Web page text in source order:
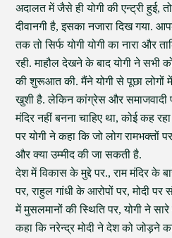
अदालत में जैसे ही योगी की एन्ट्री हुई,
दीवानगी है, इसका नजारा दिख गया.
तक तो सिर्फ योगी योगी का नारा और
रही. माहौल देखने के बाद योगी ने सभी
की शुरूआत की. मैंने योगी से पूछा लोगों
खुशी है. लेकिन कांग्रेस और समाजवादी
मंदिर नहीं बनना चाहिए था, कोई कह
पर योगी ने कहा कि जो लोग रामभक्तों
और क्या उम्मीद की जा सकती है.
देश में विकास के मुद्दे पर., राम मंदिर के
पर, राहुल गांधी के आरोपों पर, मोदी
में मुसलमानों की स्थिति पर, योगी ने
कहा कि नरेन्द्र मोदी ने देश को जोड़ने